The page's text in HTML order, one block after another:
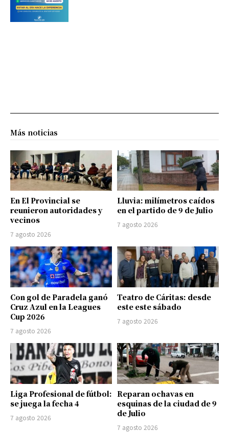
Más noticias
En El Provincial se
reunieron autoridades y
vecinos
7 agosto 2026
Lluvia: milímetros caídos
en el partido de 9 de Julio
7 agosto 2026
Con gol de Paradela ganó
Cruz Azul en la Leagues
Cup 2026
7 agosto 2026
Teatro de Cáritas: desde
este este sábado
7 agosto 2026
Liga Profesional de fútbol:
se juega la fecha 4
7 agosto 2026
Reparan ochavas en
esquinas de la ciudad de 9
de Julio
7 agosto 2026